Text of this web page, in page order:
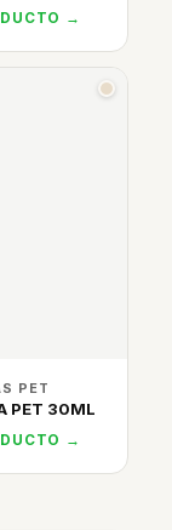
→
PET
PET 30ML
→